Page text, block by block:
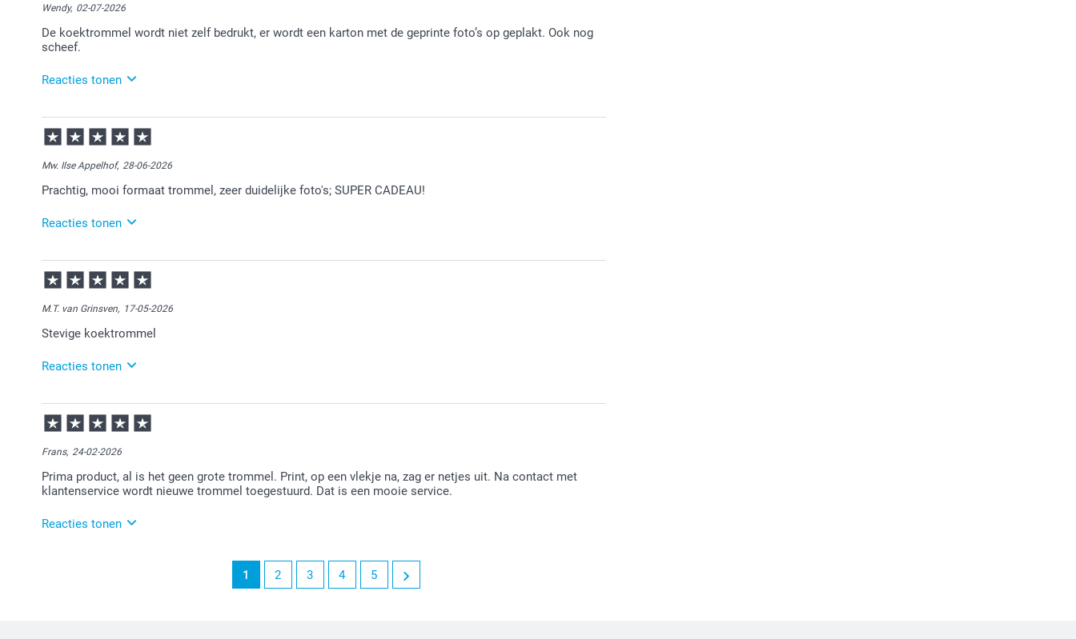
Wendy, 02-07-2026
De koektrommel wordt niet zelf bedrukt, er wordt een karton met de geprinte foto’s op geplakt. Ook nog
scheef.
Reacties tonen
03-07-2026
14:01
Bedankt voor je review. Wat ontzettend jammer dat je niet tevreden bent. Ik zie dat er inmiddels al
contact is met de klantenservice.
Mw. Ilse Appelhof, 28-06-2026
Prachtig, mooi formaat trommel, zeer duidelijke foto's; SUPER CADEAU!
Reacties tonen
29-06-2026
14:49
Bedankt voor je review. Erg leuk om te horen dat je zo tevreden bent. Een koekjes trommel is een
leuk product om te personaliseren en kun je voor meerdere doeleinden gebruiken. Heel veel plezier
M.T. van Grinsven, 17-05-2026
Stevige koektrommel
Reacties tonen
18-05-2026
13:47
Heel veel plezier van de koektrommel!
Frans, 24-02-2026
Prima product, al is het geen grote trommel. Print, op een vlekje na, zag er netjes uit. Na contact met
klantenservice wordt nieuwe trommel toegestuurd. Dat is een mooie service.
Reacties tonen
Bedankt voor je review. Vervelend om te horen dat je je bestelling niet geheel naar wens hebt
1 2 3 4 5